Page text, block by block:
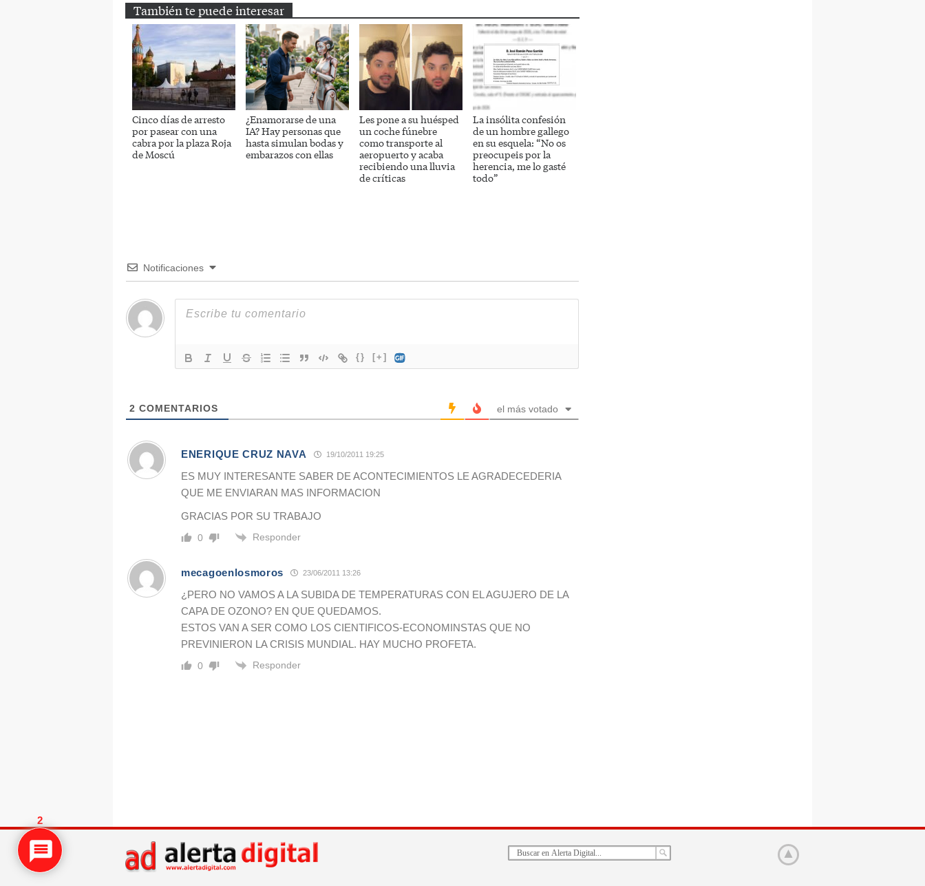
También te puede interesar
Cinco días de arresto
por pasear con una
cabra por la plaza Roja
de Moscú
¿Enamorarse de una
IA? Hay personas que
hasta simulan bodas y
embarazos con ellas
Les pone a su huésped
un coche fúnebre
como transporte al
aeropuerto y acaba
recibiendo una lluvia
de críticas
La insólita confesión
de un hombre gallego
en su esquela: “No os
preocupeis por la
herencia, me lo gasté
todo”
Notificaciones
{} [+]
2 COMENTARIOS el más votado
ENERIQUE CRUZ NAVA 19/10/2011 19:25
ES MUY INTERESANTE SABER DE ACONTECIMIENTOS LE AGRADECEDERIA
QUE ME ENVIARAN MAS INFORMACION
GRACIAS POR SU TRABAJO
0 Responder
mecagoenlosmoros 23/06/2011 13:26
¿PERO NO VAMOS A LA SUBIDA DE TEMPERATURAS CON EL AGUJERO DE LA
CAPA DE OZONO? EN QUE QUEDAMOS.
ESTOS VAN A SER COMO LOS CIENTIFICOS-ECONOMINSTAS QUE NO
PREVINIERON LA CRISIS MUNDIAL. HAY MUCHO PROFETA.
0 Responder
2